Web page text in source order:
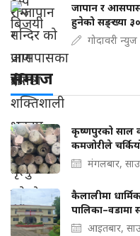
जापान र
हुनेको सङ्ख्या ३०
गोदावरी न्युज
समाज
कृष्णपुरको साल
कमजोरीले
मंगलबार,
कैलालीमा
पालिका–वडामा
आइतबार,